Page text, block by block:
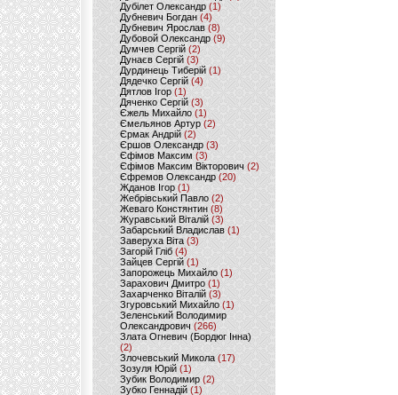
Дубілет Олександр (1)
Дубневич Богдан (4)
Дубневич Ярослав (8)
Дубовой Олександр(9)
Думчев Сергій (2)
Дунаєв Сергій(3)
Дурдинець Тиберій (1)
Дядечко Сергій (4)
Дятлов Ігор (1)
Дяченко Сергій (3)
Єжель Михайло (1)
Ємельянов Артур (2)
Єрмак Андрій (2)
Єршов Олександр (3)
Єфімов Максим (3)
Єфімов Максим Вікторович (2)
Єфремов Олександр (20)
Жданов Ігор (1)
Жебрівський Павло (2)
Жеваго Констянтин (8)
Журавський Віталій (3)
Забарський Владислав (1)
Заверуха Віта (3)
Загорій Гліб (4)
Зайцев Сергій(1)
Запорожець Михайло (1)
Зарахович Дмитро (1)
Захарченко Віталій (3)
Згуровський Михайло (1)
Зеленський Володимир
Олександрович (266)
Злата Огневич (Бордюг Інна)
(2)
Злочевський Микола(17)
Зозуля Юрій (1)
Зубик Володимир (2)
Зубко Геннадій (1)